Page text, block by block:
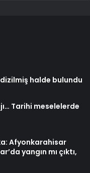
halde bulundu
Tarihi meselelerde
Afyonkarahisar
yangın mı çıktı,